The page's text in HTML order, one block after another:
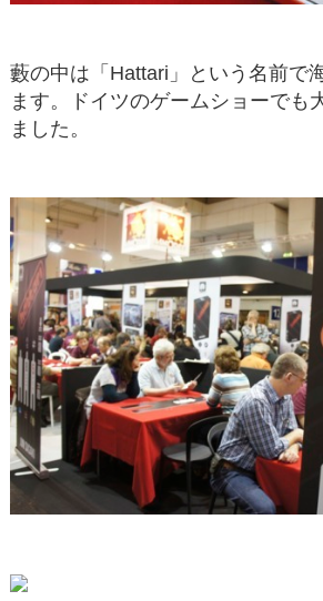
藪の中は「Hattari」という名前で
ます。ドイツのゲームショーでも
ました。